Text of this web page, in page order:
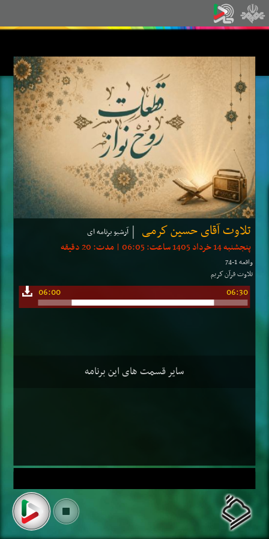
تلاوت آقای حسین كرمی آرشیو برنامه ای
پنجشنبه 14 خرداد 1405 ساعت: 06:05 | مدت: 20 دقیقه
واقعه 1-74
تلاوت قرآن كریم
06:00 06:30
سایر قسمت های این برنامه